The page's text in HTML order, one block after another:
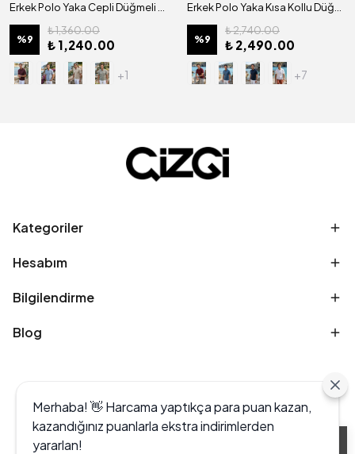
Erkek Polo Yaka Cepli Düğmeli Kısa Kol Pamuklu Tişört Klasik Kalıp - 5307
%9
₺ 1,360.00
₺ 1,240.00
+1
Erkek Polo Yaka Kısa Kollu Düğmeli Kabartma Detaylı Mısır Pamuğu Merserize Kagi Tişört Klasik Kalıp - 5311
%9
₺ 2,740.00
₺ 2,490.00
+7
Kategoriler
Hesabım
Bilgilendirme
Blog
Merhaba! 👋 Harcama yaptıkça para puan kazan,
kazandığınız puanlarla ekstra indirimlerden
yararlan!